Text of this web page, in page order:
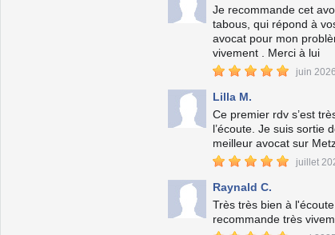
Je recommande cet
tabous, qui répond à
avocat pour mon
vivement . Merci à lui
juin 2026
Lilla M.
Ce premier rdv s’est
l’écoute. Je suis sortie
meilleur avocat sur
juillet
Raynald C.
Très très bien à
recommande très